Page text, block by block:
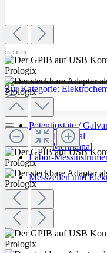
Zur Kategorie:
Potentiostate /
Einkanal
Mehrkanal
Labor-
Messzellen und